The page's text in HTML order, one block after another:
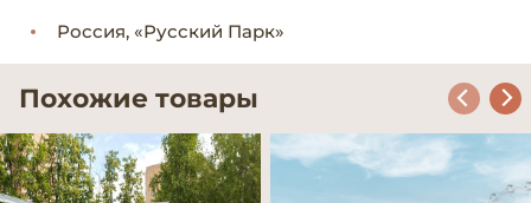
Россия, «Русский Парк»
Похожие товары